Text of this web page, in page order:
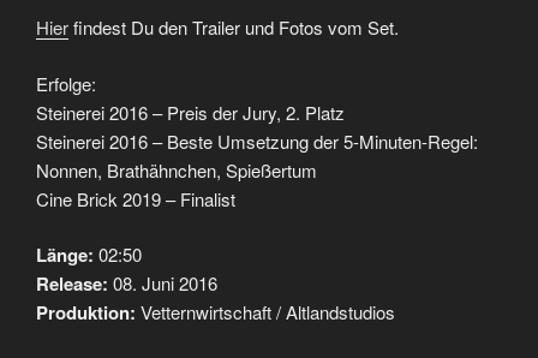
Hierfindest Du den Trailer und Fotos vom Set.
Erfolge:
Steinerei 2016 – Preis der Jury, 2. Platz
Steinerei 2016 – Beste Umsetzung der 5-Minuten-Regel:
Nonnen, Brathähnchen, Spießertum
Cine Brick 2019 – Finalist
Länge: 02:50
Release: 08. Juni 2016
Produktion: Vetternwirtschaft / Altlandstudios